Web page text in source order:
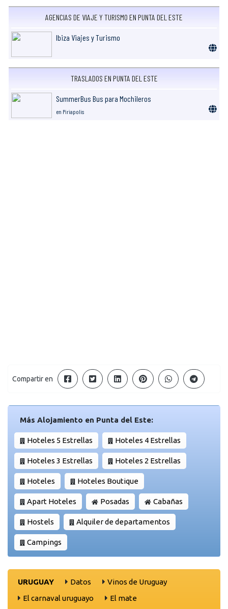
AGENCIAS DE VIAJE Y TURISMO EN PUNTA DEL ESTE
Ibiza Viajes y Turismo
TRASLADOS EN PUNTA DEL ESTE
SummerBus Bus para Mochileros
en Piriapolis
Compartir en
Más Alojamiento en Punta del Este:
Hoteles 5 Estrellas Hoteles 4 Estrellas
Hoteles 3 Estrellas Hoteles 2 Estrellas
Hoteles Hoteles Boutique
Apart Hoteles Posadas Cabañas
Hostels Alquiler de departamentos
Campings
URUGUAY Datos
Vinos de Uruguay
El carnaval uruguayo
El mate